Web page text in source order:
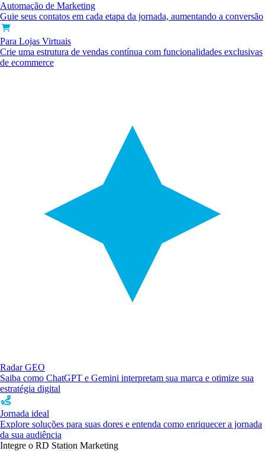
Automação de Marketing
Guie seus contatos em cada etapa da jornada, aumentando a conversão
Para Lojas Virtuais
Crie uma estrutura de vendas contínua com funcionalidades exclusivas
de ecommerce
Radar GEO
Saiba como ChatGPT e Gemini interpretam sua marca e otimize sua
estratégia digital
Jornada ideal
Explore soluções para suas dores e entenda como enriquecer a jornada
da sua audiência
Integre o RD Station Marketing